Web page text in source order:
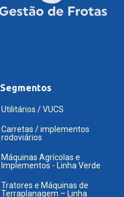
Segmentos
Utilitários / VUCS
Carretas / implementos
rodoviários
Máquinas Agrícolas e
Implementos - Linha Verde
Tratores e Máquinas de
Terraplanagem – Linha